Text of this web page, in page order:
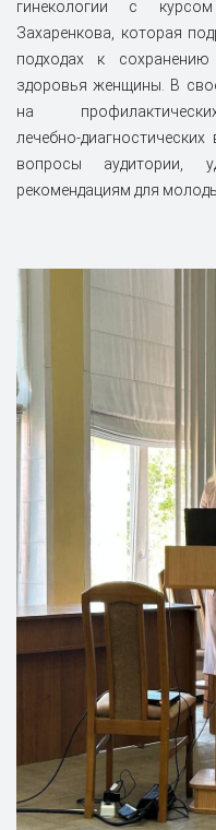
гинекологии с
Захаренкова, которая
подходах к сохранению
здоровья женщины. В
на
вопросы аудитории,
рекомендациям для